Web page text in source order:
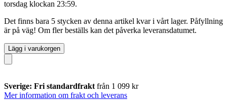
torsdag klockan 23:59.
Det finns bara 5 stycken av denna artikel kvar i vårt lager. Påfyllning
är på väg! Om fler beställs kan det påverka leveransdatumet.
Lägg i varukorgen
Sverige: Fri standardfrakt från 1 099 kr
Mer information om frakt och leverans